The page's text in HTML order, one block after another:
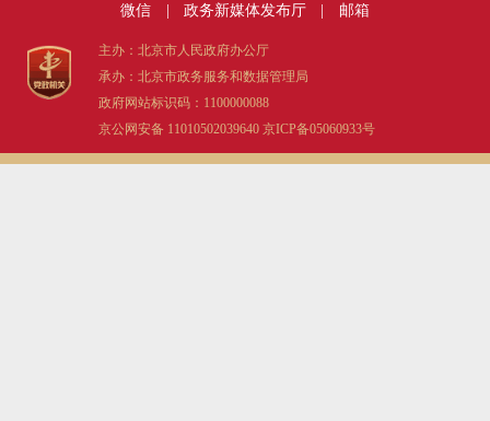
ITALIANO
微信 政务新媒体发布厅 邮箱
主办：北京市人民政府办公厅
承办：北京市政务服务和数据管理局
政府网站标识码：1100000088
京公网安备 11010502039640 京ICP备05060933号